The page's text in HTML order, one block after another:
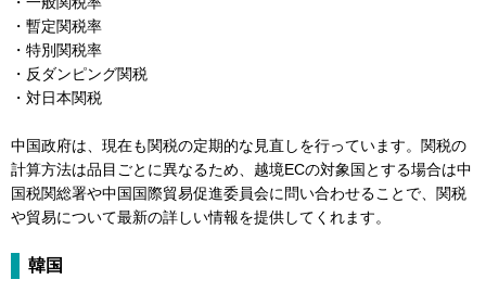
・暫定関税率
・特別関税率
・反ダンピング関税
・対日本関税
中国政府は、現在も関税の定期的な見直しを行っています。関税の
計算方法は品目ごとに異なるため、越境ECの対象国とする場合は中
国税関総署や中国国際貿易促進委員会に問い合わせることで、関税
や貿易について最新の詳しい情報を提供してくれます。
韓国